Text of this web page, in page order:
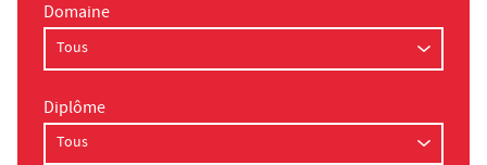
Domaine
Diplôme